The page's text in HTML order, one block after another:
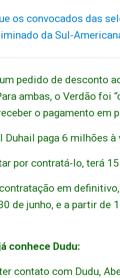
os convocados das
da Sul-
pedido de desconto
ambas, o Verdão foi
o pagamento em
Duhail paga 6 milhões
por contratá-lo, terá
em
de junho, e a partir de
conhece Dudu:
contato com Dudu,